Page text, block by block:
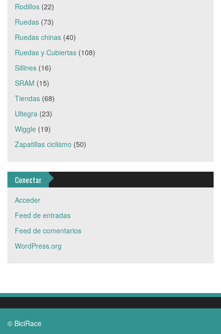
Rodillos (22)
Ruedas (73)
Ruedas chinas (40)
Ruedas y Cubiertas (108)
Sillines (16)
SRAM (15)
Tiendas (68)
Ultegra (23)
Wiggle (19)
Zapatillas ciclismo (50)
Conectar
Acceder
Feed de entradas
Feed de comentarios
WordPress.org
© BiciRace